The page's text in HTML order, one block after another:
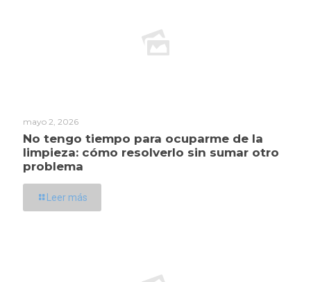
mayo 2, 2026
No tengo tiempo para ocuparme de la
limpieza: cómo resolverlo sin sumar otro
problema
Leer más